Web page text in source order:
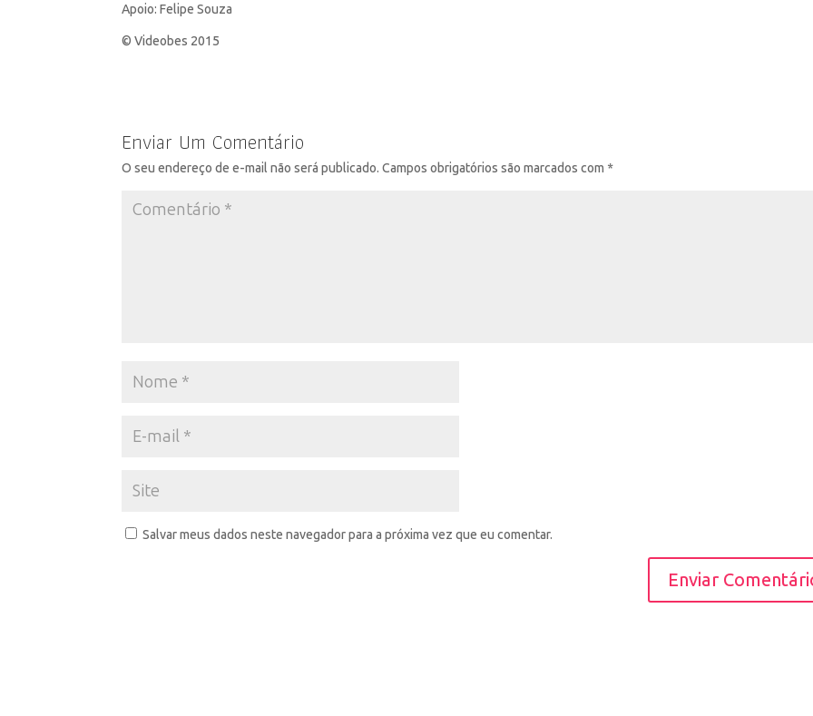
Apoio: Felipe Souza
© Videobes 2015
Enviar Um Comentário
O seu endereço de e-mail não será publicado. Campos obrigatórios são marcados com *
Salvar meus dados neste navegador para a próxima vez que eu comentar.